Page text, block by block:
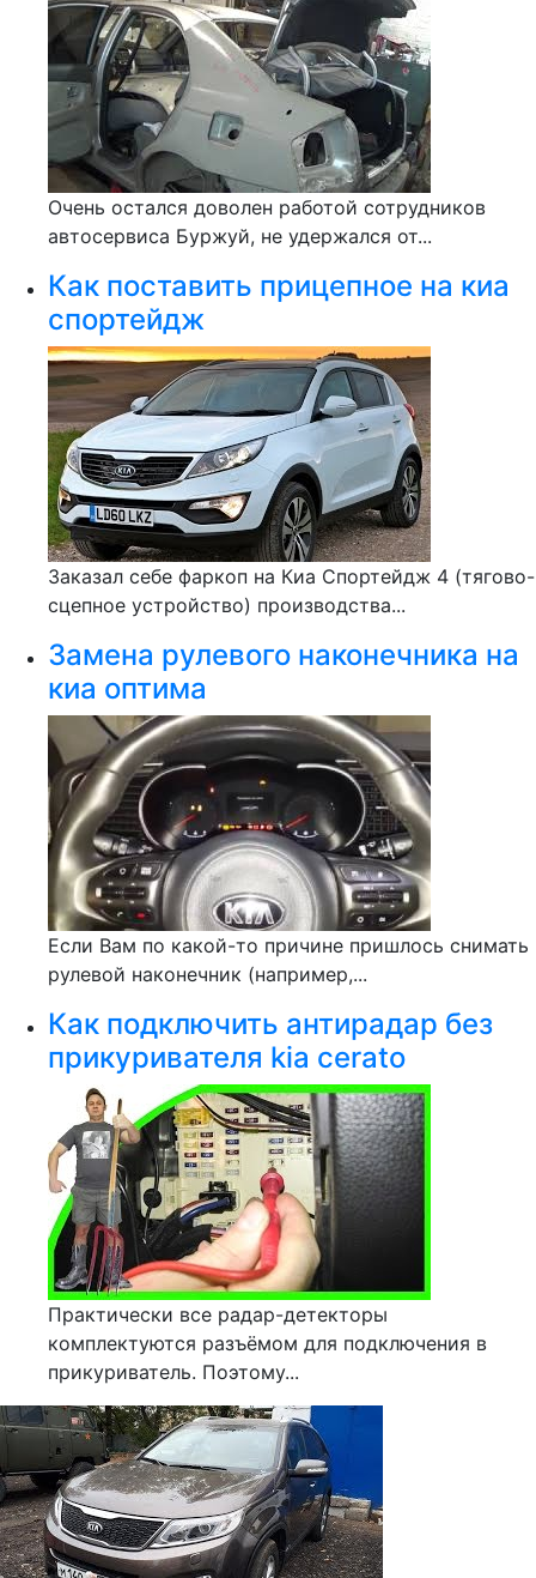
Очень остался доволен работой сотрудников
автосервиса Буржуй, не удержался от...
Как поставить прицепное на киа
спортейдж
Заказал себе фаркоп на Киа Спортейдж 4 (тягово-
сцепное устройство) производства...
Замена рулевого наконечника на
киа оптима
Если Вам по какой-то причине пришлось снимать
рулевой наконечник (например,...
Как подключить антирадар без
прикуривателя kia cerato
Практически все радар-детекторы
комплектуются разъёмом для подключения в
прикуриватель. Поэтому...